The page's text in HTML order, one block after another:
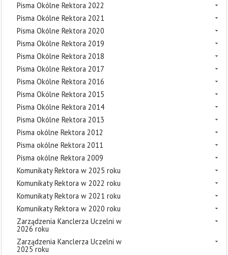
Pisma Okólne Rektora 2022
Pisma Okólne Rektora 2021
Pisma Okólne Rektora 2020
Pisma Okólne Rektora 2019
Pisma Okólne Rektora 2018
Pisma Okólne Rektora 2017
Pisma Okólne Rektora 2016
Pisma Okólne Rektora 2015
Pisma Okólne Rektora 2014
Pisma Okólne Rektora 2013
Pisma okólne Rektora 2012
Pisma okólne Rektora 2011
Pisma okólne Rektora 2009
Komunikaty Rektora w 2025 roku
Komunikaty Rektora w 2022 roku
Komunikaty Rektora w 2021 roku
Komunikaty Rektora w 2020 roku
Zarządzenia Kanclerza Uczelni w
2026 roku
Zarządzenia Kanclerza Uczelni w
2025 roku